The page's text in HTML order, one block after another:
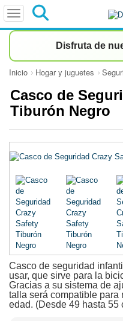
Disfruta de
Inicio Hogar y juguetes
Casco de
Tiburón Negro
Casco de seguridad
usar, que sirve para la
Gracias a su sistema de
talla será compatible para
edad. (Desde 49 hasta 55